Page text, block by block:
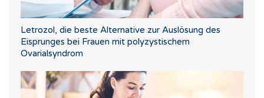
Letrozol, die beste Alternative zur Auslösung des
Eisprunges bei Frauen mit polyzystischem
Ovarialsyndrom